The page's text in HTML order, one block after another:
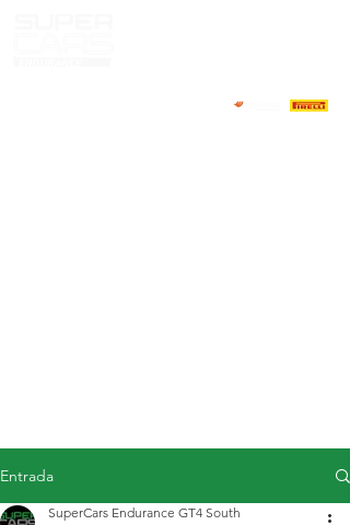
Entrada
SuperCars Endurance GT4 South